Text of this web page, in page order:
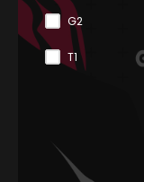
G2
T1